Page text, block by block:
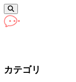
カテゴリ